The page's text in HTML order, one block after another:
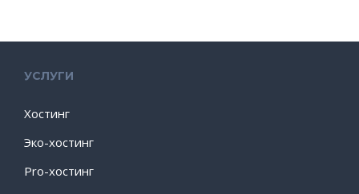
УСЛУГИ
Хостинг
Эко-хостинг
Pro-хостинг